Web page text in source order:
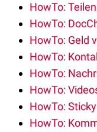
HowTo: Teilen
HowTo:
HowTo: Geld
HowTo:
HowTo:
HowTo:
HowTo:
HowTo: